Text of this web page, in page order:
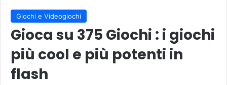
Giochi e Videogiochi
Gioca su 375 Giochi : i giochi
più cool e più potenti in
flash